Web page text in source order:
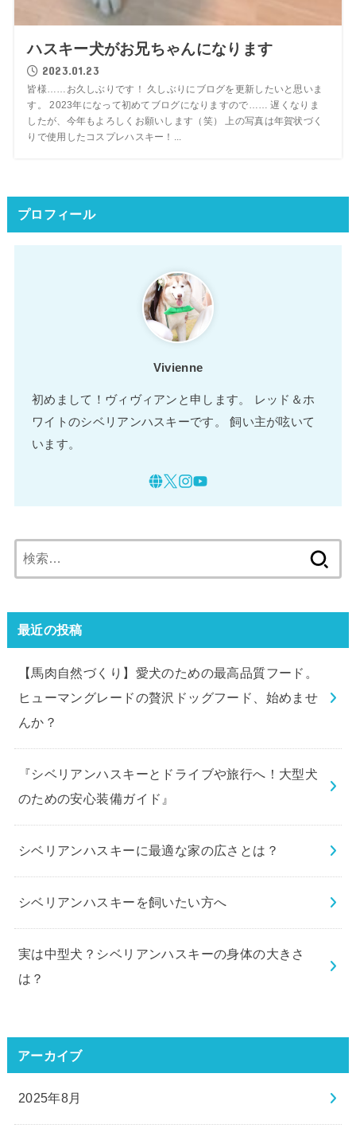
ハスキー犬がお兄ちゃんになります
2023.01.23
皆様……お久しぶりです！ 久しぶりにブログを更新したいと思いま
す。 2023年になって初めてブログになりますので…… 遅くなりま
したが、今年もよろしくお願いします（笑） 上の写真は年賀状づく
りで使用したコスプレハスキー！...
プロフィール
Vivienne
初めまして！ヴィヴィアンと申します。 レッド＆ホ
ワイトのシベリアンハスキーです。 飼い主が呟いて
います。
索:
最近の投稿
【馬肉自然づくり】愛犬のための最高品質フード。
ヒューマングレードの贅沢ドッグフード、始めませ
んか？
『シベリアンハスキーとドライブや旅行へ！大型犬
のための安心装備ガイド』
シベリアンハスキーに最適な家の広さとは？
シベリアンハスキーを飼いたい方へ
実は中型犬？シベリアンハスキーの身体の大きさ
は？
アーカイブ
2025年8月